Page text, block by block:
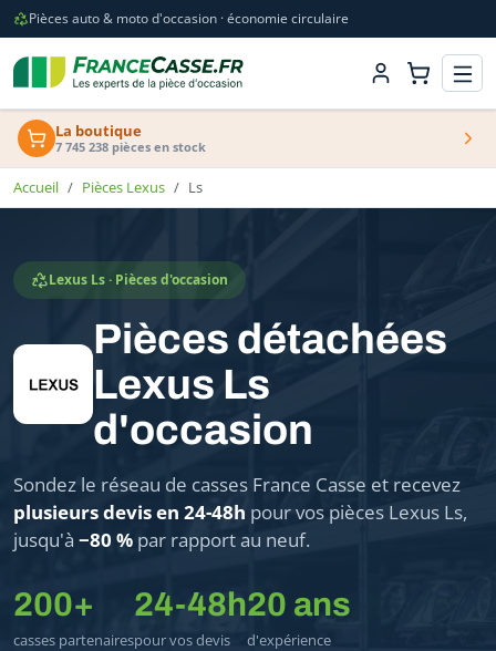
Pièces auto & moto d'occasion · économie circulaire
La boutique
7 745 238 pièces en stock
Accueil Pièces Lexus Ls
Lexus Ls · Pièces d'occasion
Pièces détachées
Lexus Ls
d'occasion
Sondez le réseau de casses France Casse et recevez
plusieurs devis en 24-48h pour vos pièces Lexus Ls,
jusqu'à −80 % par rapport au neuf.
200+
casses partenaires
24-48h
pour vos devis
20 ans
d'expérience